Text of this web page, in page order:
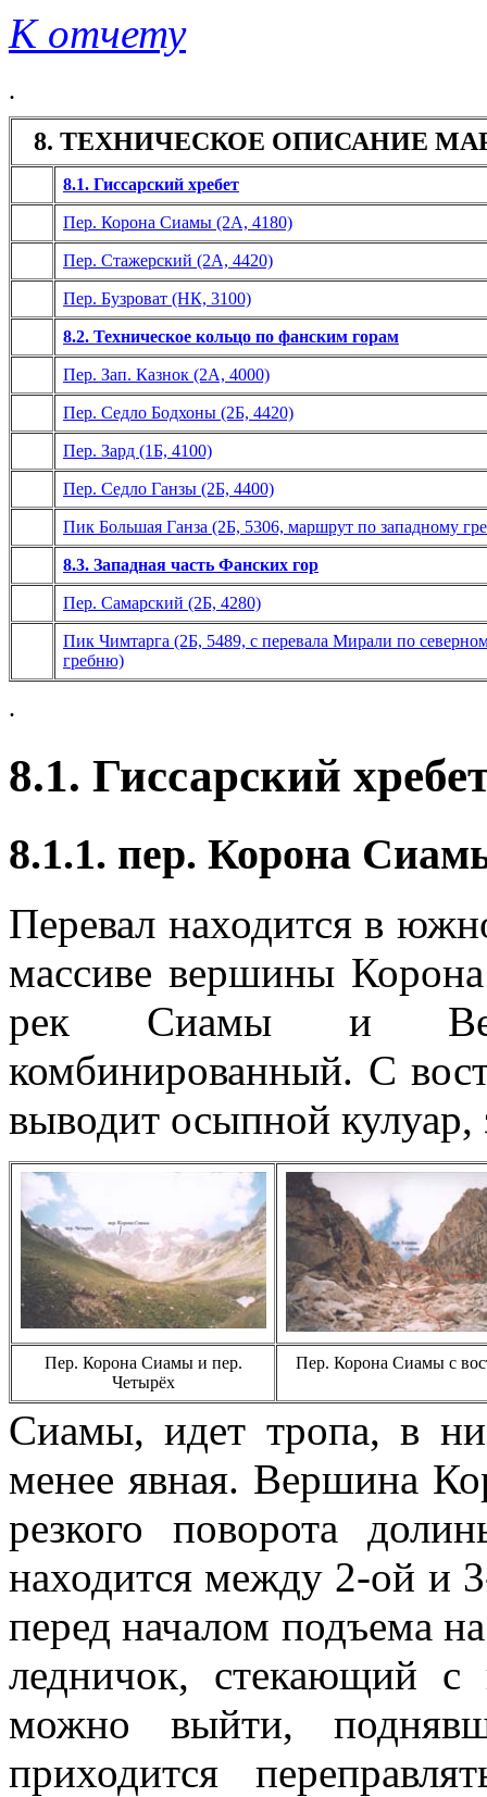
К отчету
.
8. ТЕХНИЧЕСКОЕ ОПИСАНИЕ
8.1. Гиссарский хребет
Пер. Корона Сиамы (2А, 4180)
Пер. Стажерский (2А, 4420)
Пер. Бузроват (НК, 3100)
8.2. Техническое кольцо по фанским горам
Пер. Зап. Казнок (2А, 4000)
Пер. Седло Бодхоны (2Б, 4420)
Пер. Зард (1Б, 4100)
Пер. Седло Ганзы (2Б, 4400)
Пик Большая Ганза (2Б, 5306, маршрут по западному
8.3. Западная часть Фанских гор
Пер. Самарский (2Б, 4280)
Пик Чимтарга (2Б, 5489, с перевала Мирали по
гребню)
.
8.1. Гиссарский
8.1.1. пер. Корона
Перевал находится в
массиве вершины
рек Сиамы и
комбинированный. С
выводит осыпной
Пер. Корона Сиамы и пер.
Четырёх
Пер. Корона Сиамы с
Сиамы, идет тропа, в
менее явная. Вершина
резкого поворота
находится между 2-ой и
перед началом подъема
ледничок, стекающий с
можно выйти,
приходится